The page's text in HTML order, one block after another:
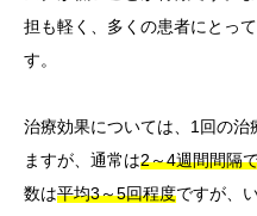
担も軽く、多くの患者にとっ
す。
治療効果については、1回の治
ますが、通常は2～4週間間隔
数は平均3～5回程度ですが、